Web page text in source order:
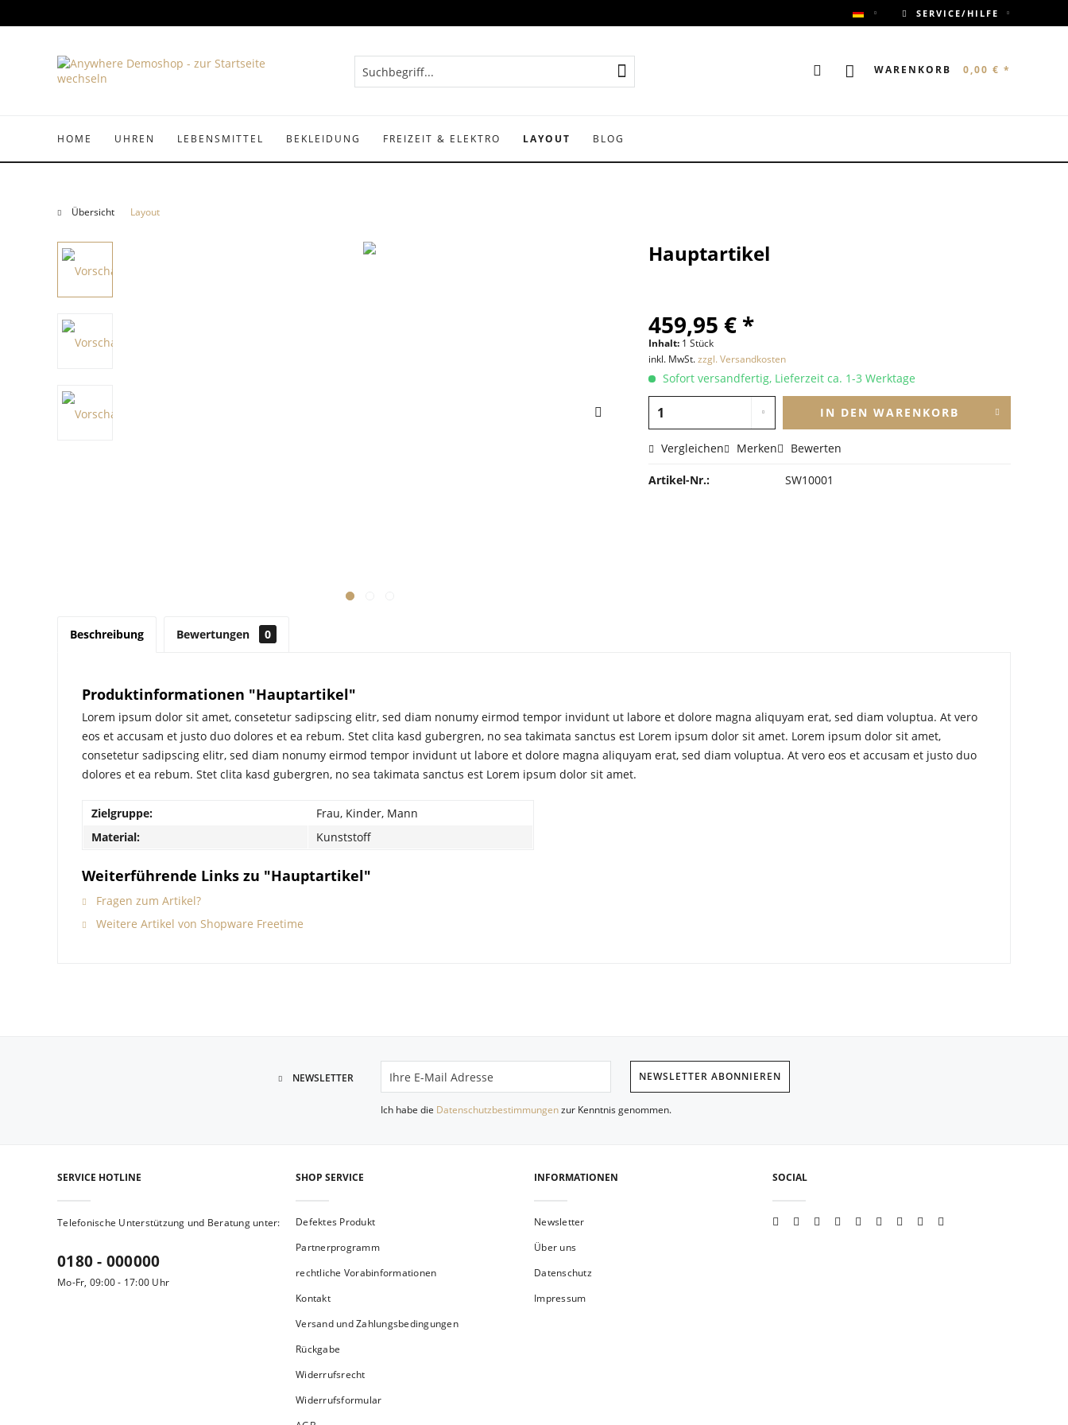
ANYWHERE DEMOSHOP
SERVICE/HILFE
WARENKORB 0,00 € *
HOME UHREN LEBENSMITTEL BEKLEIDUNG FREIZEIT & ELEKTRO LAYOUT BLOG
Übersicht Layout
Hauptartikel
459,95 € *
Inhalt: 1 Stück
inkl. MwSt.zzgl. Versandkosten
Sofort versandfertig, Lieferzeit ca. 1-3 Werktage
IN DEN WARENKORB
Vergleichen Merken Bewerten
Artikel-Nr.: SW10001
Beschreibung Bewertungen 0
Produktinformationen "Hauptartikel"
Lorem ipsum dolor sit amet, consetetur sadipscing elitr, sed diam nonumy eirmod tempor invidunt ut labore et dolore magna aliquyam erat, sed diam voluptua. At vero
eos et accusam et justo duo dolores et ea rebum. Stet clita kasd gubergren, no sea takimata sanctus est Lorem ipsum dolor sit amet. Lorem ipsum dolor sit amet,
consetetur sadipscing elitr, sed diam nonumy eirmod tempor invidunt ut labore et dolore magna aliquyam erat, sed diam voluptua. At vero eos et accusam et justo duo
dolores et ea rebum. Stet clita kasd gubergren, no sea takimata sanctus est Lorem ipsum dolor sit amet.
Zielgruppe:
Frau, Kinder, Mann
Material:
Kunststoff
Weiterführende Links zu "Hauptartikel"
Fragen zum Artikel?
Weitere Artikel von Shopware Freetime
NEWSLETTER NEWSLETTER ABONNIEREN
Ich habe die Datenschutzbestimmungenzur Kenntnis genommen.
SERVICE HOTLINE
Telefonische Unterstützung und Beratung unter:
0180 - 000000
Mo-Fr, 09:00 - 17:00 Uhr
SHOP SERVICE
Defektes Produkt
Partnerprogramm
rechtliche Vorabinformationen
Kontakt
Versand und Zahlungsbedingungen
Rückgabe
Widerrufsrecht
Widerrufsformular
INFORMATIONEN
Newsletter
Über uns
Datenschutz
Impressum
SOCIAL